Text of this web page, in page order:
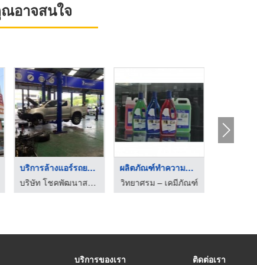
อาจสนใจ
บริการล้างแอร์รถยนต์ ...
บริษัท โชคพัฒนาสระบุรีเซอร์วิส จำกัด
ผลิตภัณฑ์ทำความสะอาด
วิทยาศรม – เคมีภัณฑ์
บริการของเรา ติดต่อเรา